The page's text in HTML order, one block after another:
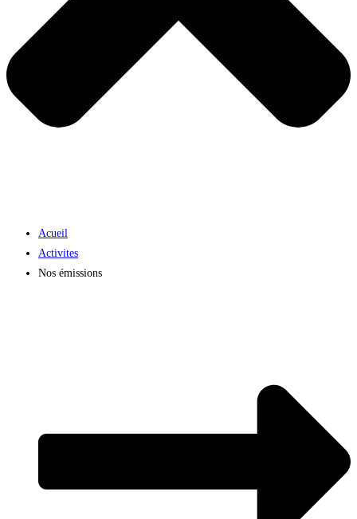
Acueil
Activites
Nos émissions